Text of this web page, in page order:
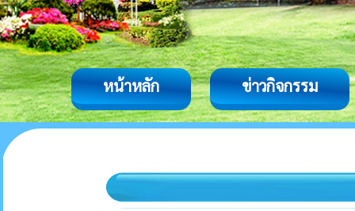
หน้าหลัก ข่าวกิจกรรม